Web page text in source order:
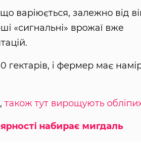
варіюється, залежно від
«сигнальні» врожаї вже
гектарів, і фермер має
також тут вирощують
набирає мигдаль